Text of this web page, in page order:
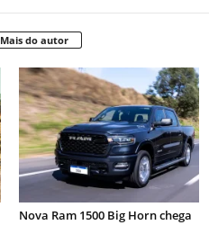
Mais do autor
Nova Ram 1500 Big Horn chega